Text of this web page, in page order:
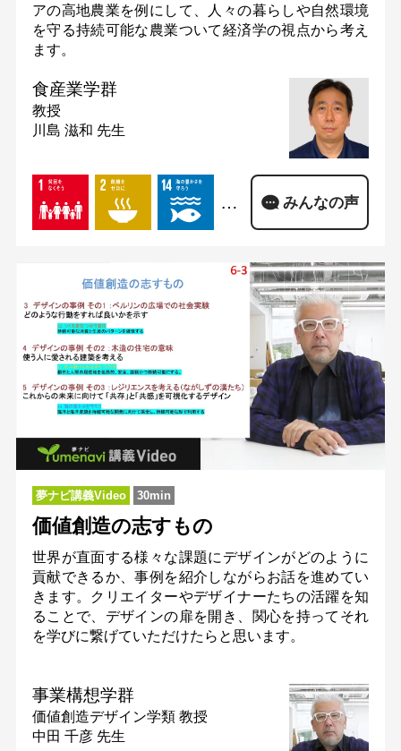
アの高地農業を例にして、人々の暮らしや自然環境
を守る持続可能な農業ついて経済学の視点から考え
ます。
食産業学群
教授
川島 滋和 先生
… みんなの声
夢ナビ講義Video 30min
価値創造の志すもの
世界が直面する様々な課題にデザインがどのように
貢献できるか、事例を紹介しながらお話を進めてい
きます。クリエイターやデザイナーたちの活躍を知
ることで、デザインの扉を開き、関心を持ってそれ
を学びに繋げていただけたらと思います。
事業構想学群
価値創造デザイン学類 教授
中田 千彦 先生